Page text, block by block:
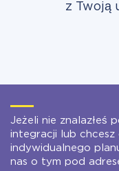
z Twoją
Jeżeli nie znalazłeś
integracji lub chcesz
indywidualnego
nas o tym pod